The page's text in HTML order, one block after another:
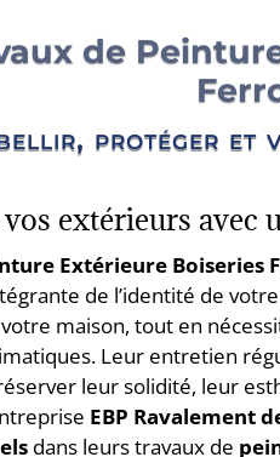
de
protéger et
extérieurs avec
Extérieure Boiseries
de l’identité de
maison, tout en
Leur entretien
leur solidité, leur
EBP Ravalement
dans leurs travaux de